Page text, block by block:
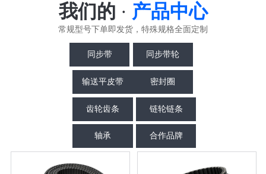
我们的 · 产品中心
常规型号下单即发货，特殊规格全面定制
同步带 同步带轮
输送平皮带 密封圈
齿轮齿条 链轮链条
轴承 合作品牌